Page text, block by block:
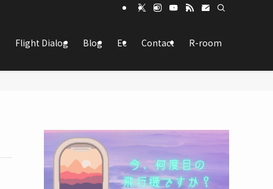
Flight Dialog Blog Ec Contact R-room